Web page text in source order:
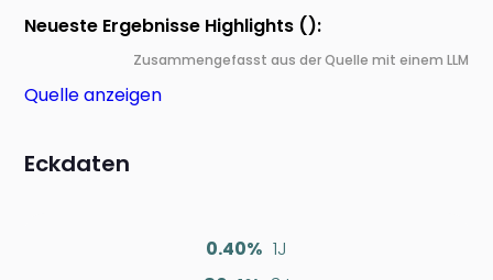
Neueste Ergebnisse Highlights ():
Zusammengefasst aus der Quelle mit einem LLM
Quelle anzeigen
Eckdaten
0.40% 1J